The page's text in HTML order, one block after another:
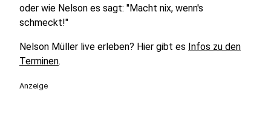
oder wie Nelson es sagt: "Macht nix, wenn's
schmeckt!"
Nelson Müller live erleben? Hier gibt es Infos zu den
Terminen.
Anzeige